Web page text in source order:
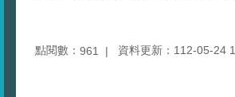
點閱數： 961 資料更新：112-05-24